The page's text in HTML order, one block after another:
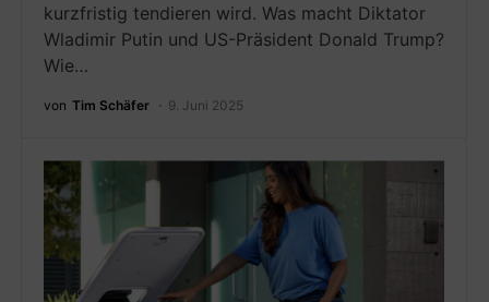
kurzfristig tendieren wird. Was macht Diktator
Wladimir Putin und US-Präsident Donald Trump?
Wie…
von Tim Schäfer 9. Juni 2025